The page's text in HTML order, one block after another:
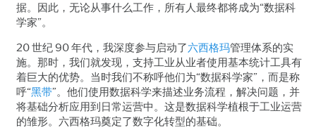
据。因此，无论从事什么工作，所有人最终都将成为“数据科
学家”。
20世纪90 年代，我深度参与启动了六西格玛管理体系的实
施。那时，我们就发现，支持工业从业者使用基本统计工具有
着巨大的优势。 当时我们不称呼他们为“数据科学家”，而是称
呼“黑带”。他们使用数据科学来描述业务流程，解决问题，并
将基础分析应用到日常运营中。这是数据科学植根于工业运营
的雏形。六西格玛奠定了数字化转型的基础。